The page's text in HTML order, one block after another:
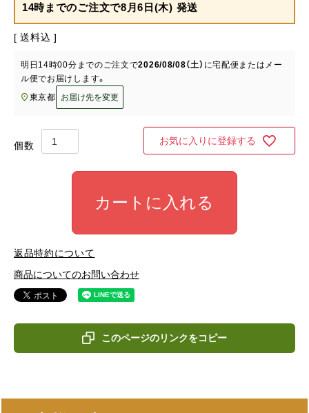
14時までのご注文で8月6日(木) 発送
送料込
明日 14時00分 までのご注文で2026/08/08（土） に宅配便またはメー
ル便でお届けします。
東京都
お届け先を変更
お気に入りに登録する
カートに入れる
返品特約について
商品についてのお問い合わせ
このページのリンクをコピー